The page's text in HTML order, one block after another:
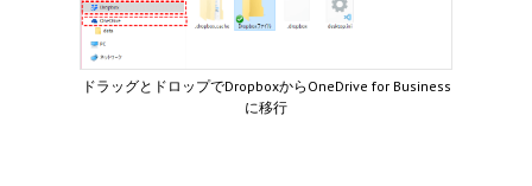
ドラッグとドロップでDropboxからOneDrive for Business
に移行